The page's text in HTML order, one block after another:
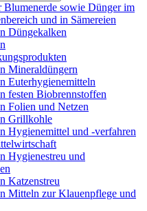
sowie Dünger im
und in Sämereien
Düngekalken
Mineraldüngern
Euterhygienemitteln
festen Biobrennstoffen
Folien und Netzen
Grillkohle
Hygienemittel und -verfahren
Hygienestreu und
Katzenstreu
Mitteln zur Klauenpflege und